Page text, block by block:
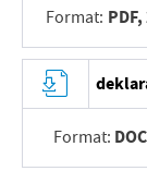
Format: PDF,
Format: